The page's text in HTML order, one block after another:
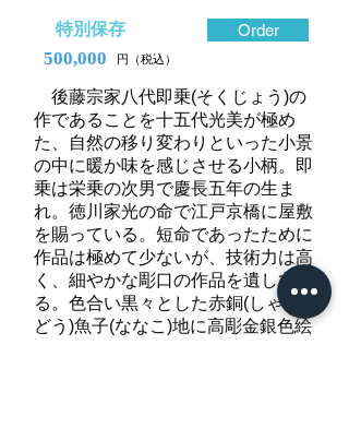
特別保存
500,000 円（税込）
Order
後藤宗家八代即乗(そくじょう)の
作であることを十五代光美が極め
た、自然の移り変わりといった小景
の中に暖か味を感じさせる小柄。即
乗は栄乗の次男で慶長五年の生ま
れ。徳川家光の命で江戸京橋に屋敷
を賜っている。短命であったために
作品は極めて少ないが、技術力は高
く、細やかな彫口の作品を遺してい
る。色合い黒々とした赤銅(しゃく
どう)魚子(ななこ)地に高彫金銀色絵